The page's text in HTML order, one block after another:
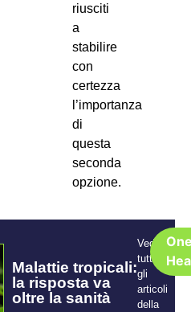
riusciti
a
stabilire
con
certezza
l’importanza
di
questa
seconda
opzione.
Malattie tropicali:
la risposta va
oltre la sanità
Vedi
tutti
gli
articoli
della